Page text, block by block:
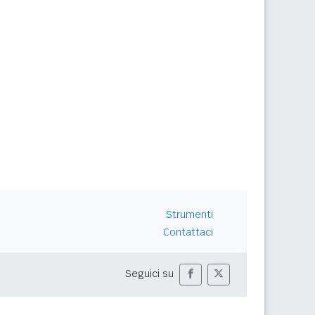
Strumenti
Contattaci
Seguici su